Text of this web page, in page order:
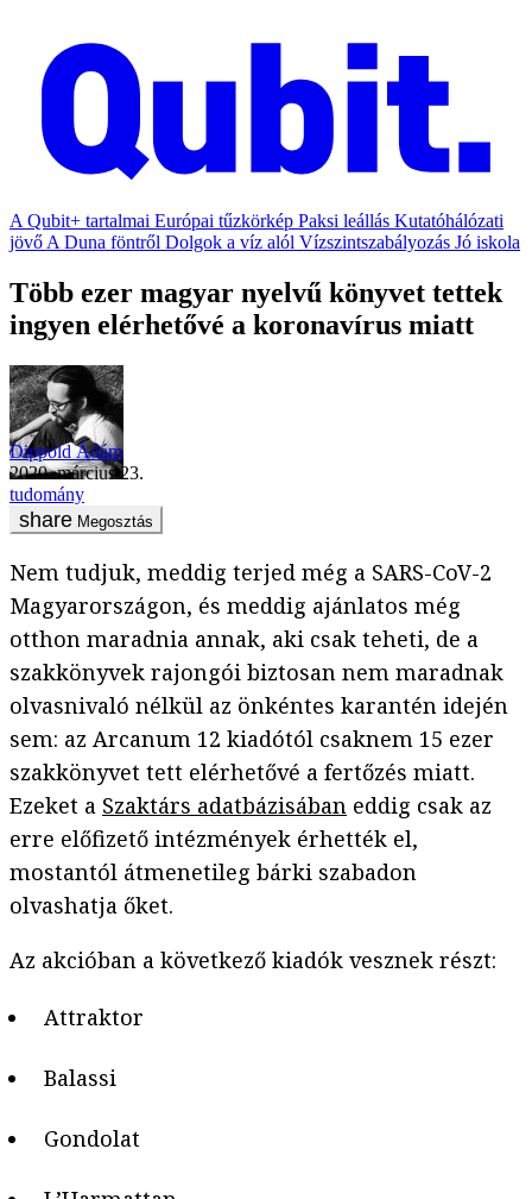
A Qubit+ tartalmai Európai tűzkörkép Paksi leállás Kutatóhálózati
jövő A Duna föntről Dolgok a víz alól Vízszintszabályozás Jó iskola
Több ezer magyar nyelvű könyvet tettek
ingyen elérhetővé a koronavírus miatt
Dippold Ádám
2020. március 23.
tudomány
Megosztás
Nem tudjuk, meddig terjed még a SARS-CoV-2
Magyarországon, és meddig ajánlatos még
otthon maradnia annak, aki csak teheti, de a
szakkönyvek rajongói biztosan nem maradnak
olvasnivaló nélkül az önkéntes karantén idején
sem: az Arcanum 12 kiadótól csaknem 15 ezer
szakkönyvet tett elérhetővé a fertőzés miatt.
Ezeket a Szaktárs adatbázisában eddig csak az
erre előfizető intézmények érhették el,
mostantól átmenetileg bárki szabadon
olvashatja őket.
Az akcióban a következő kiadók vesznek részt:
Attraktor
Balassi
Gondolat